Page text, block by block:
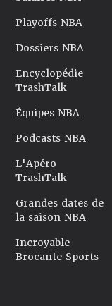
Playoffs NBA
Dossiers NBA
Encyclopédie
TrashTalk
Équipes NBA
Podcasts NBA
L'Apéro
TrashTalk
Grandes dates de
la saison NBA
Incroyable
Brocante Sports